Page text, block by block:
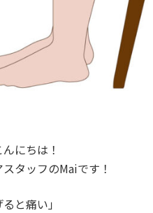
にちは！
タッフのMaiです！
と痛い」